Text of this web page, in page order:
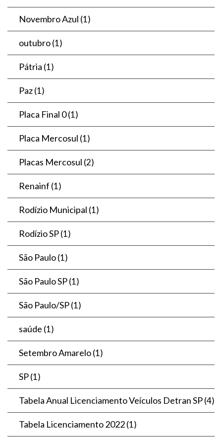
Novembro Azul (1)
outubro(1)
Pátria (1)
Paz(1)
Placa Final 0(1)
Placa Mercosul (1)
Placas Mercosul (2)
Renainf (1)
Rodízio Municipal (1)
Rodízio SP(1)
São Paulo(1)
São Paulo SP(1)
São Paulo/SP(1)
saúde (1)
Setembro Amarelo(1)
SP(1)
Tabela Anual Licenciamento Veículos Detran SP(4)
Tabela Licenciamento 2022(1)